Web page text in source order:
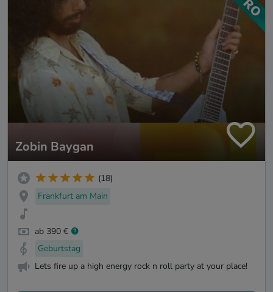
Zobin Baygan
(18)
Frankfurt am Main
ab 390 €
Geburtstag
Lets fire up a high energy rock n roll party at your place!